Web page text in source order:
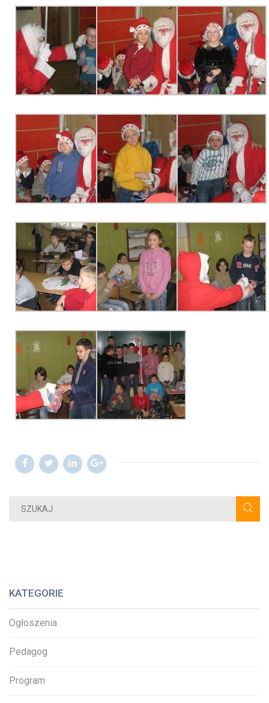
KATEGORIE
Ogłoszenia
Pedagog
Program